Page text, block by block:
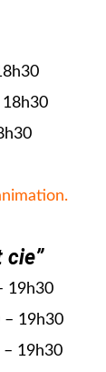
cie”
19h30
– 19h30
– 19h30